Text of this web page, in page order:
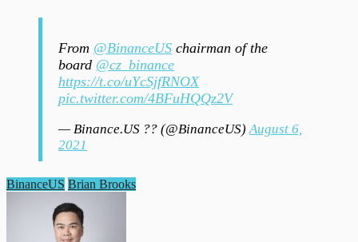
From @BinanceUS chairman of the
board @cz_binance
https://t.co/uYcSjfRNOX
pic.twitter.com/4BFuHQQz2V
— Binance.US ?? (@BinanceUS)August 6,
2021
BinanceUS Brian Brooks